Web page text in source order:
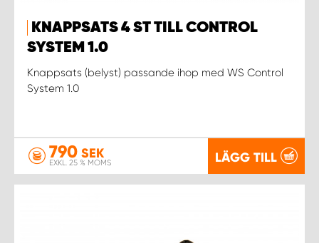
KNAPPSATS 4 ST TILL CONTROL
SYSTEM 1.0
Knappsats (belyst) passande ihop med WS Control
System 1.0
790 SEK
EXKL. 25 % MOMS LÄGG TILL